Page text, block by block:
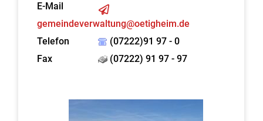
E-Mail
gemeindeverwaltung@oetigheim.de
Telefon
(07222)91 97 - 0
Fax
(07222) 91 97 - 97